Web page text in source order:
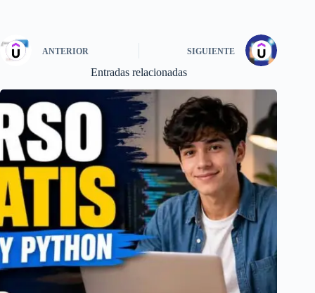
ANTERIOR SIGUIENTE
Entradas relacionadas